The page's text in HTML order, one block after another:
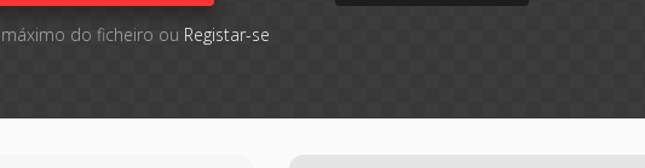
do ficheiro ou Registar-se